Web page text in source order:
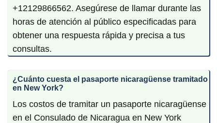
+12129866562. Asegúrese de llamar durante las
horas de atención al público especificadas para
obtener una respuesta rápida y precisa a tus
consultas.
¿Cuánto cuesta el pasaporte nicaragüense tramitado
en New York?
Los costos de tramitar un pasaporte nicaragüense
en el Consulado de Nicaragua en New York